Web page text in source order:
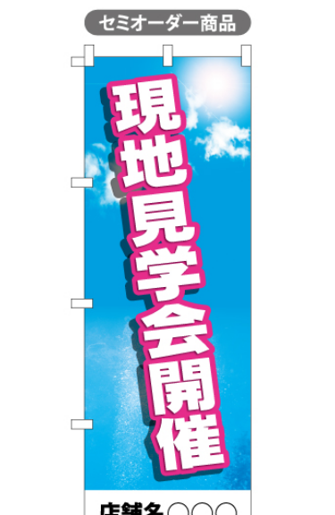
KEYWORD
注目キーワード
韓国グルメ 駐車場
CATEGORY
住まい・暮らし
美容・健康
イベント・季節 不動産・建築
カルチャー・教養
車・バイク関連
OTHER ITEMS
ご利用ガイド
USER GUIDE
ご利用ガイド トップ
取り扱い商品一覧
既製デザイン商品注文方法
オリジナルオーダー注文方法
料金一覧
お届け納期と配送方法
お支払方法
初めての方へ
BEGINNER'S GUIDE
初めての方へ トップ
お客様の声
よくある質問
オリジナルオーダー制作事例